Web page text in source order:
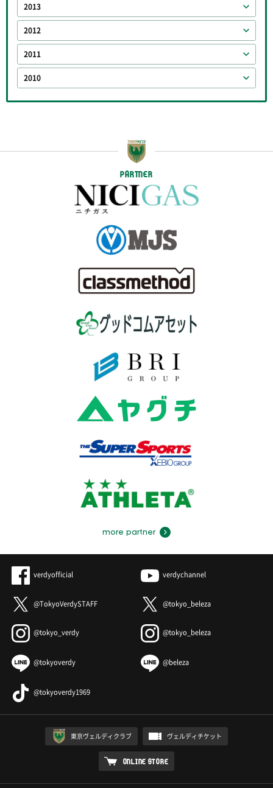
2013
2012
2011
2010
PARTNER
more partner
verdyofficial verdychannel
@TokyoVerdySTAFF @tokyo_beleza
@tokyo_verdy @tokyo_beleza
@tokyoverdy @beleza
@tokyoverdy1969
東京ヴェルディクラブ ヴェルディチケット
ONLINE STORE